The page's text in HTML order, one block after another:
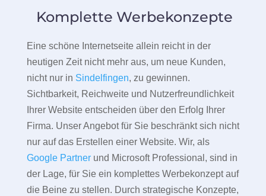
Komplette Werbekonzepte
Eine schöne Internetseite allein reicht in der
heutigen Zeit nicht mehr aus, um neue Kunden,
nicht nur in Sindelfingen, zu gewinnen.
Sichtbarkeit, Reichweite und Nutzerfreundlichkeit
Ihrer Website entscheiden über den Erfolg Ihrer
Firma. Unser Angebot für Sie beschränkt sich nicht
nur auf das Erstellen einer Website. Wir, als
Google Partnerund Microsoft Professional, sind in
der Lage, für Sie ein komplettes Werbekonzept auf
die Beine zu stellen. Durch strategische Konzepte,